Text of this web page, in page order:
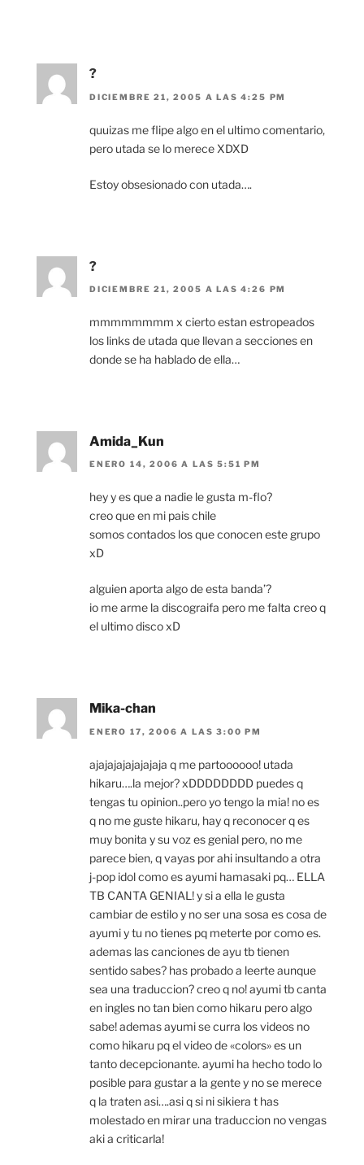
?
DICIEMBRE 21, 2005 A LAS 4:25 PM
quuizas me flipe algo en el ultimo comentario,
pero utada se lo merece XDXD
Estoy obsesionado con utada….
?
DICIEMBRE 21, 2005 A LAS 4:26 PM
mmmmmmmm x cierto estan estropeados
los links de utada que llevan a secciones en
donde se ha hablado de ella…
Amida_Kun
ENERO 14, 2006 A LAS 5:51 PM
hey y es que a nadie le gusta m-flo?
creo que en mi pais chile
somos contados los que conocen este grupo
xD
alguien aporta algo de esta banda’?
io me arme la discograifa pero me falta creo q
el ultimo disco xD
Mika-chan
ENERO 17, 2006 A LAS 3:00 PM
ajajajajajajajaja q me partoooooo! utada
hikaru….la mejor? xDDDDDDDD puedes q
tengas tu opinion..pero yo tengo la mia! no es
q no me guste hikaru, hay q reconocer q es
muy bonita y su voz es genial pero, no me
parece bien, q vayas por ahi insultando a otra
j-pop idol como es ayumi hamasaki pq… ELLA
TB CANTA GENIAL! y si a ella le gusta
cambiar de estilo y no ser una sosa es cosa de
ayumi y tu no tienes pq meterte por como es.
ademas las canciones de ayu tb tienen
sentido sabes? has probado a leerte aunque
sea una traduccion? creo q no! ayumi tb canta
en ingles no tan bien como hikaru pero algo
sabe! ademas ayumi se curra los videos no
como hikaru pq el video de «colors» es un
tanto decepcionante. ayumi ha hecho todo lo
posible para gustar a la gente y no se merece
q la traten asi….asi q si ni sikiera t has
molestado en mirar una traduccion no vengas
aki a criticarla!